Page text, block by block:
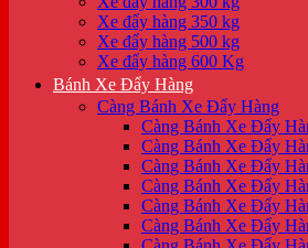
Xe đẩy hàng 350 kg
Xe đẩy hàng 500 kg
Xe đẩy hàng 600 Kg
Bánh Xe Đẩy Hàng
Càng Bánh Xe Đẩy Hàng
Càng Bánh Xe Đẩy
Càng Bánh Xe Đẩy
Càng Bánh Xe Đẩy
Càng Bánh Xe Đẩy
Càng Bánh Xe Đẩy
Càng Bánh Xe Đẩy